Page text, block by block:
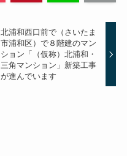
北浦和西口前で（さいたま
市浦和区）で８階建のマン
ション「（仮称）北浦和・
三角マンション」新築工事
が進んでいます